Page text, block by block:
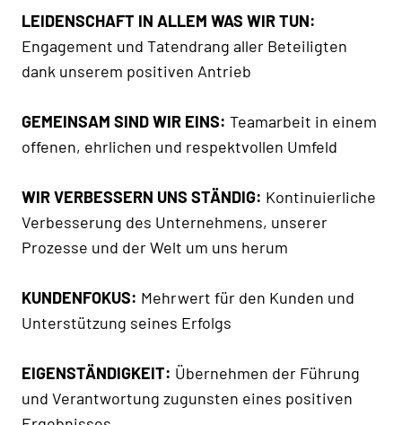
LEIDENSCHAFT IN ALLEM WAS WIR TUN:
Engagement und Tatendrang aller Beteiligten
dank unserem positiven Antrieb
GEMEINSAM SIND WIR EINS: Teamarbeit in einem
offenen, ehrlichen und respektvollen Umfeld
WIR VERBESSERN UNS STÄNDIG: Kontinuierliche
Verbesserung des Unternehmens, unserer
Prozesse und der Welt um uns herum
KUNDENFOKUS: Mehrwert für den Kunden und
Unterstützung seines Erfolgs
EIGENSTÄNDIGKEIT: Übernehmen der Führung
und Verantwortung zugunsten eines positiven